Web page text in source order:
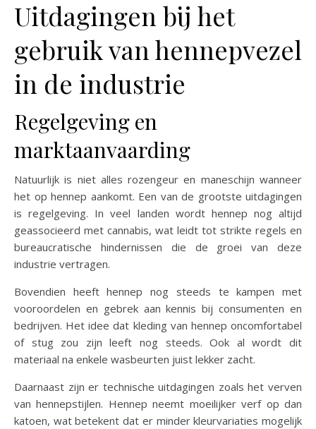
Uitdagingen bij het
gebruik van hennepvezel
in de industrie
Regelgeving en
marktaanvaarding
Natuurlijk is niet alles rozengeur en maneschijn wanneer
het op hennep aankomt. Een van de grootste uitdagingen
is regelgeving. In veel landen wordt hennep nog altijd
geassocieerd met cannabis, wat leidt tot strikte regels en
bureaucratische hindernissen die de groei van deze
industrie vertragen.
Bovendien heeft hennep nog steeds te kampen met
vooroordelen en gebrek aan kennis bij consumenten en
bedrijven. Het idee dat kleding van hennep oncomfortabel
of stug zou zijn leeft nog steeds. Ook al wordt dit
materiaal na enkele wasbeurten juist lekker zacht.
Daarnaast zijn er technische uitdagingen zoals het verven
van hennepstijlen. Hennep neemt moeilijker verf op dan
katoen, wat betekent dat er minder kleurvariaties mogelijk